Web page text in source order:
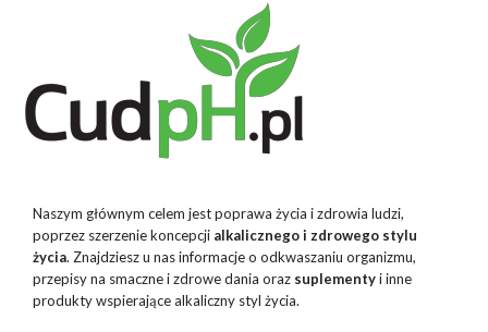
Naszym głównym celem jest poprawa życia i zdrowia ludzi,
poprzez szerzenie koncepcji alkalicznego i zdrowego stylu
życia. Znajdziesz u nas informacje o odkwaszaniu organizmu,
przepisy na smaczne i zdrowe dania oraz suplementyi inne
produkty wspierające alkaliczny styl życia.